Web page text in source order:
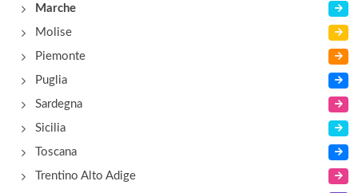
Marche
Molise
Piemonte
Puglia
Sardegna
Sicilia
Toscana
Trentino Alto Adige